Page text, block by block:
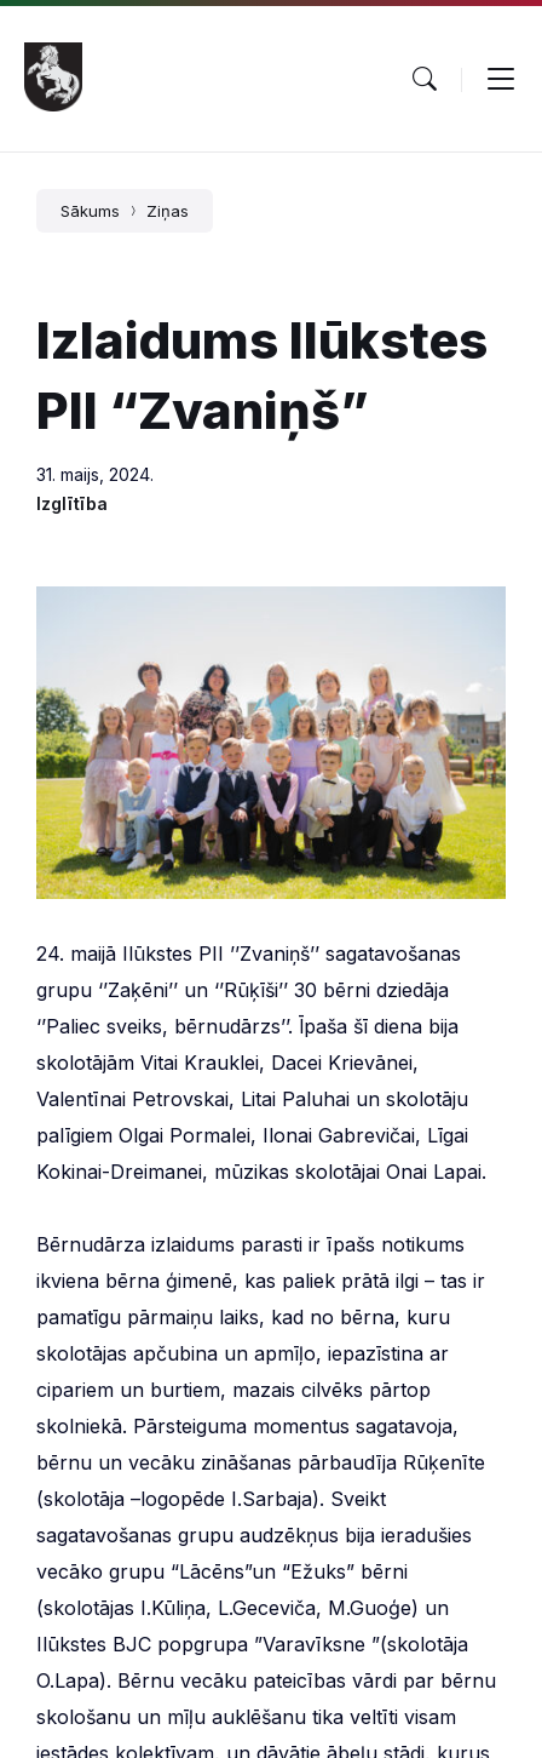
Pāriet
saturu
Skip
main
navigation
Skip
footer
Sākums Ziņas
Izlaidums Ilūkstes
PII “Zvaniņš”
31. maijs, 2024.
Izglītība
24. maijā Ilūkstes PII ’’Zvaniņš’’ sagatavošanas
grupu ‘’Zaķēni’’ un ‘’Rūķīši’’ 30 bērni dziedāja
‘’Paliec sveiks, bērnudārzs’’. Īpaša šī diena bija
skolotājām Vitai Krauklei, Dacei Krievānei,
Valentīnai Petrovskai, Litai Paluhai un skolotāju
palīgiem Olgai Pormalei, Ilonai Gabrevičai, Līgai
Kokinai-Dreimanei, mūzikas skolotājai Onai Lapai.
Bērnudārza izlaidums parasti ir īpašs notikums
ikviena bērna ģimenē, kas paliek prātā ilgi – tas ir
pamatīgu pārmaiņu laiks, kad no bērna, kuru
skolotājas apčubina un apmīļo, iepazīstina ar
cipariem un burtiem, mazais cilvēks pārtop
skolniekā. Pārsteiguma momentus sagatavoja,
bērnu un vecāku zināšanas pārbaudīja Rūķenīte
(skolotāja –logopēde I.Sarbaja). Sveikt
sagatavošanas grupu audzēkņus bija ieradušies
vecāko grupu “Lācēns”un “Ežuks” bērni
(skolotājas I.Kūliņa, L.Geceviča, M.Guoģe) un
Ilūkstes BJC popgrupa ”Varavīksne ”(skolotāja
O.Lapa). Bērnu vecāku pateicības vārdi par bērnu
skološanu un mīļu auklēšanu tika veltīti visam
iestādes kolektīvam, un dāvātie ābeļu stādi, kurus